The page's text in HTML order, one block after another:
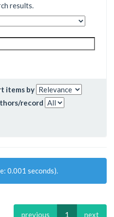
results.
items by
record
0.001 seconds).
previous 1 next